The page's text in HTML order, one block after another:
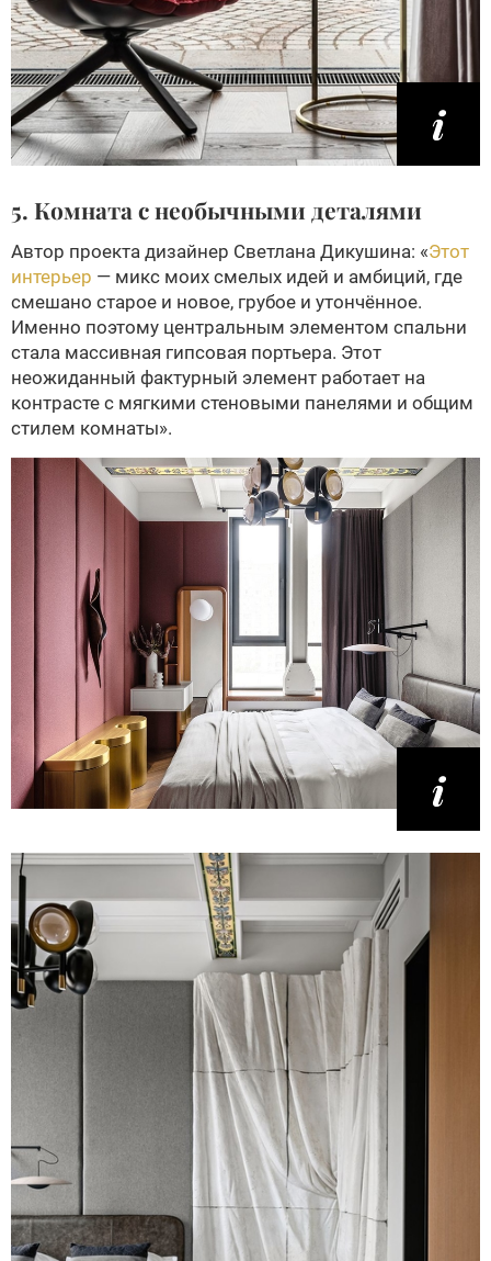
5. Комната с необычными деталями
Автор проекта дизайнер Светлана Дикушина: «Этот
интерьер — микс моих смелых идей и амбиций, где
смешано старое и новое, грубое и утончённое.
Именно поэтому центральным элементом спальни
стала массивная гипсовая портьера. Этот
неожиданный фактурный элемент работает на
контрасте с мягкими стеновыми панелями и общим
стилем комнаты».